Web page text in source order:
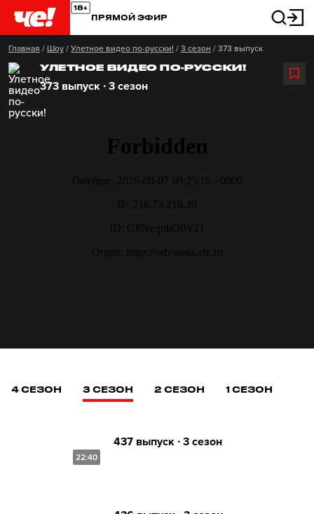
ПРЯМОЙ ЭФИР
Главная / Шоу / Улетное видео по-русски! / 3 сезон / 373 выпуск
УЛЕТНОЕ ВИДЕО ПО-РУССКИ!
373 выпуск ∙ 3 сезон
4 СЕЗОН 3 СЕЗОН 2 СЕЗОН 1 СЕЗОН
22:40
437 выпуск ∙ 3 сезон